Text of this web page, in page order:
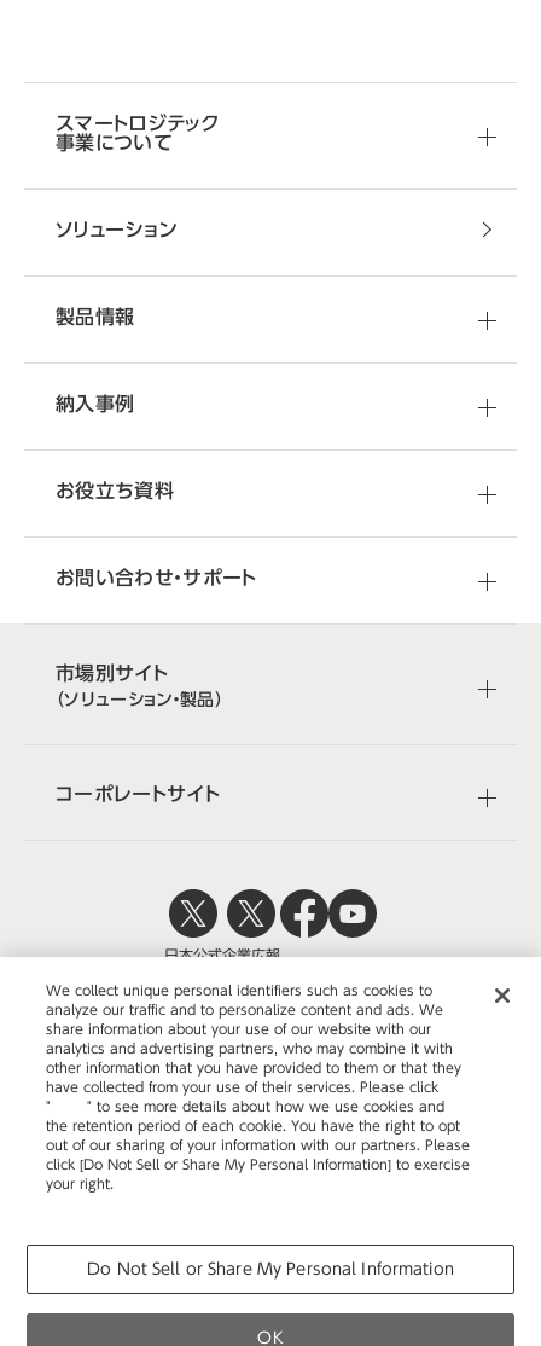
スマートロジテック
事業について
ソリューション
製品情報
納入事例
お役立ち資料
お問い合わせ・サポート
市場別サイト
（ソリューション・製品）
コーポレートサイト
ウェブサイトのご利用について
プライバシーポリシー
COPYRIGHT © OKAMURA CORPORATION. ALL RIGHTS RESERVED.
日本公式企業広報
We collect unique personal identifiers such as cookies to
analyze our traffic and to personalize content and ads. We
share information about your use of our website with our
analytics and advertising partners, who may combine it with
other information that you have provided to them or that they
have collected from your use of their services. Please click
"
here" to see more details about how we use cookies and
the retention period of each cookie. You have the right to opt
out of our sharing of your information with our partners. Please
click [Do Not Sell or Share My Personal Information] to exercise
your right.
Do Not Sell or Share My Personal Information
OK